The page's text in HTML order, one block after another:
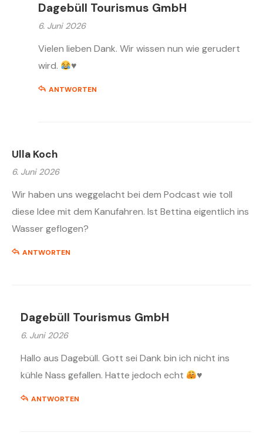
Dagebüll Tourismus GmbH
6. Juni 2026
Vielen lieben Dank. Wir wissen nun wie gerudert
wird.
♥️
ANTWORTEN
Ulla Koch
6. Juni 2026
Wir haben uns weggelacht bei dem Podcast wie toll
diese Idee mit dem Kanufahren. Ist Bettina eigentlich ins
Wasser geflogen?
ANTWORTEN
Dagebüll Tourismus GmbH
6. Juni 2026
Hallo aus Dagebüll. Gott sei Dank bin ich nicht ins
kühle Nass gefallen. Hatte jedoch echt
♥️
ANTWORTEN